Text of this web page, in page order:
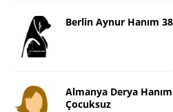
Berlin Aynur Hanım
Almanya Derya
Çocuksuz